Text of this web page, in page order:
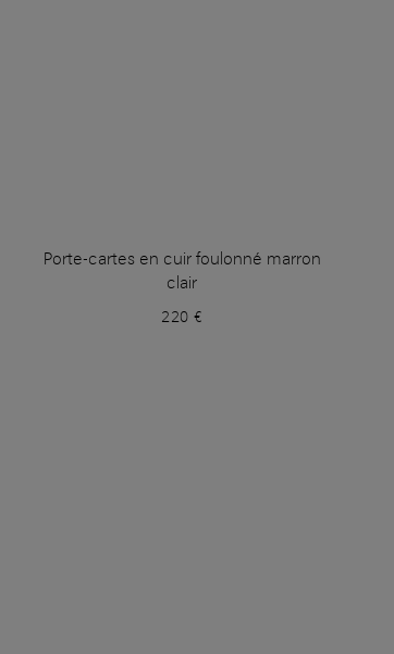
Porte-cartes en cuir foulonné marron
clair
220 €